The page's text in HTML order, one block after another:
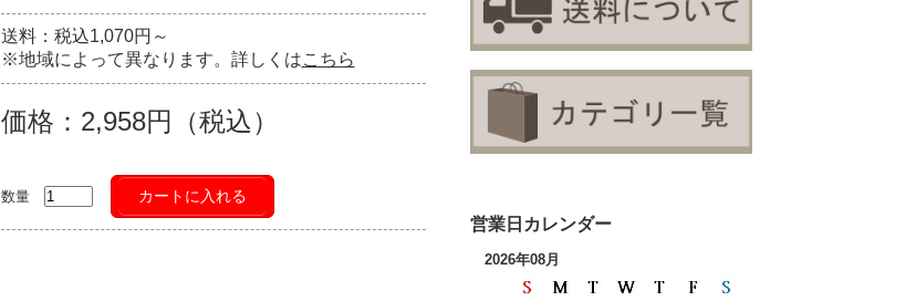
送料：税込1,070円～
※地域によって異なります。詳しくはこちら
価格：2,958円（税込）
数量 カートに入れる
営業日カレンダー
2026年08月